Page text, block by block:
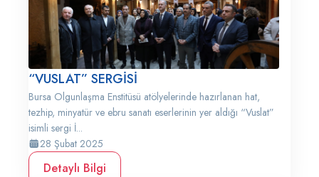
“VUSLAT” SERGİSİ
Bursa Olgunlaşma Enstitüsü atölyelerinde hazırlanan hat,
tezhip, minyatür ve ebru sanatı eserlerinin yer aldığı “Vuslat”
isimli sergi İ...
28 Şubat 2025
Detaylı Bilgi